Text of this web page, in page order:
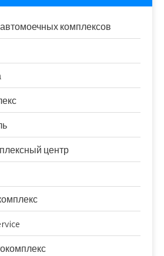
автомоечных комплексов
центр